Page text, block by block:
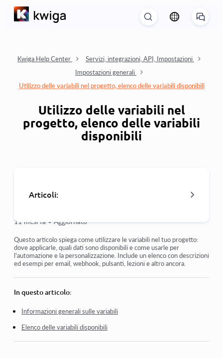
Kwiga Help Center
Servizi, integrazioni, API, Impostazioni
Impostazioni generali
Utilizzo delle variabili nel progetto, elenco delle variabili disponibili
Utilizzo delle variabili nel
progetto, elenco delle variabili
disponibili
Articoli:
Controllo degli accessi
Come disabilitare il login tramite i social media
pubbliche
Aggiungere la tua offerta alla piattaforma Kwiga
11 mesi fa • Aggiornato
Questo articolo spiega come utilizzare le variabili nel tuo progetto:
dove applicarle, quali dati sono disponibili e come usarle per
l'automazione e la personalizzazione. Include un elenco con descrizioni
ed esempi per email, webhook, pulsanti, lezioni e altro ancora.
In questo articolo:
Informazioni generali sulle variabili
Elenco delle variabili disponibili